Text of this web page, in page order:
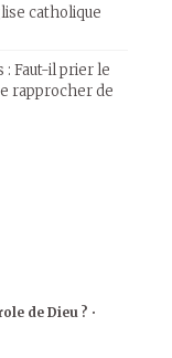
catholique
Faut-il prier le
rapprocher de
de Dieu ? •